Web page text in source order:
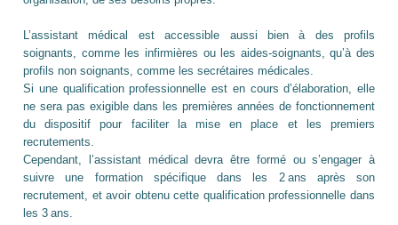
L’assistant médical est accessible aussi bien à des profils
soignants, comme les infirmières ou les aides-soignants, qu’à des
profils non soignants, comme les secrétaires médicales.
Si une qualification professionnelle est en cours d’élaboration, elle
ne sera pas exigible dans les premières années de fonctionnement
du dispositif pour faciliter la mise en place et les premiers
recrutements.
Cependant, l’assistant médical devra être formé ou s’engager à
suivre une formation spécifique dans les 2 ans après son
recrutement, et avoir obtenu cette qualification professionnelle dans
les 3 ans.